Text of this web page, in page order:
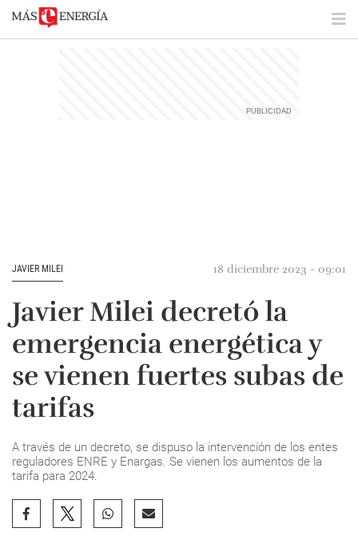
JAVIER MILEI 18 diciembre 2023 - 09:01
Javier Milei decretó la
emergencia energética y
se vienen fuertes subas de
tarifas
A través de un decreto, se dispuso la intervención de los entes
reguladores ENRE y Enargas. Se vienen los aumentos de la
tarifa para 2024.